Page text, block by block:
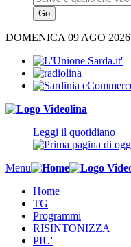
DOMENICA 09 AGO 2026
Leggi il quotidiano
Menu
Home
TG
Programmi
RISINTONIZZA
PIU'